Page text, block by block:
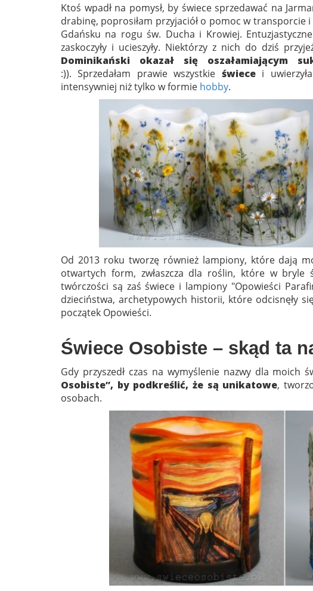
Ktoś wpadł na pomysł, by świece sprzedawać na
drabinę, poprosiłam przyjaciół o pomoc w transporcie
Gdańsku na rogu św. Ducha i Krowiej.
zaskoczyły i ucieszyły. Niektórzy z nich do dziś
Dominikański okazał się oszałamiającym
:)). Sprzedałam prawie wszystkie świecei
intensywniej niż tylko w formie hobby.
Od 2013 roku tworzę również lampiony, które dają
otwartych form, zwłaszcza dla roślin, które w bryle
twórczości są zaś świece i lampiony "Opowieści
dzieciństwa, archetypowych historii, które odcisnęły
początek Opowieści.
Świece Osobiste – skąd ta
Gdy przyszedł czas na wymyślenie nazwy dla moich
Osobiste”, by podkreślić, że są unikatowe,
osobach.